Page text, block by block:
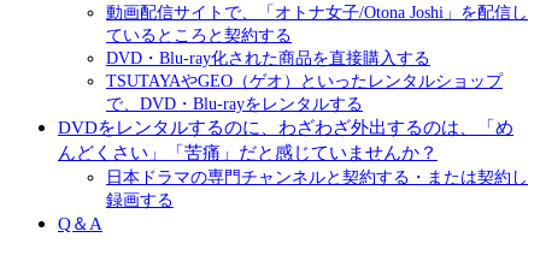
動画配信サイトで、「オトナ女子/Otona Joshi」を配信し
ているところと契約する
DVD・Blu-ray化された商品を直接購入する
TSUTAYAやGEO（ゲオ）といったレンタルショップ
で、DVD・Blu-rayをレンタルする
DVDをレンタルするのに、わざわざ外出するのは、「め
んどくさい」「苦痛」だと感じていませんか？
日本ドラマの専門チャンネルと契約する・または契約し
録画する
Q＆A